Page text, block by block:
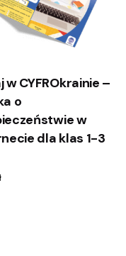
w CYFROkrainie –
o
w
dla klas 1-3